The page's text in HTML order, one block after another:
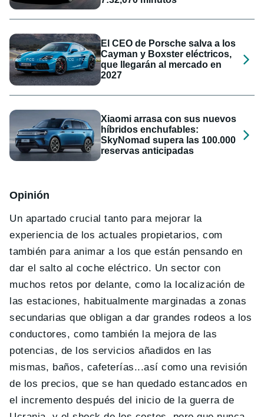
El CEO de Porsche salva a los
Cayman y Boxster eléctricos,
que llegarán al mercado en
2027
Xiaomi arrasa con sus nuevos
híbridos enchufables:
SkyNomad supera las 100.000
reservas anticipadas
Opinión
Un apartado crucial tanto para mejorar la
experiencia de los actuales propietarios, com
también para animar a los que están pensando en
dar el salto al coche eléctrico. Un sector con
muchos retos por delante, como la localización de
las estaciones, habitualmente marginadas a zonas
secundarias que obligan a dar grandes rodeos a los
conductores, como también la mejora de las
potencias, de los servicios añadidos en las
mismas, baños, cafeterías...así como una revisión
de los precios, que se han quedado estancados en
el incremento después del inicio de la guerra de